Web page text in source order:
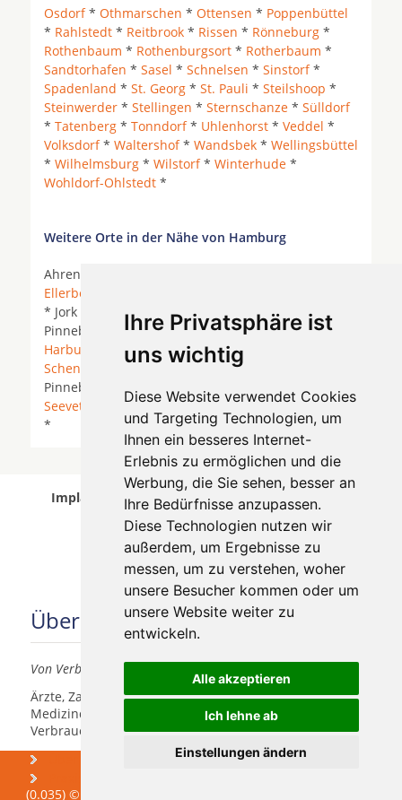
Ihre Privatsphäre ist
uns wichtig
Diese Website verwendet Cookies
und Targeting Technologien, um
Ihnen ein besseres Internet-
Erlebnis zu ermöglichen und die
Werbung, die Sie sehen, besser an
Ihre Bedürfnisse anzupassen.
Diese Technologien nutzen wir
außerdem, um Ergebnisse zu
messen, um zu verstehen, woher
unsere Besucher kommen oder um
unsere Website weiter zu
entwickeln.
Alle akzeptieren
Ich lehne ab
Einstellungen ändern
Osdorf* Othmarschen * Ottensen * Poppenbüttel
* Rahlstedt * Reitbrook * Rissen * Rönneburg *
Rothenbaum * Rothenburgsort * Rotherbaum *
Sandtorhafen * Sasel * Schnelsen * Sinstorf*
Spadenland * St. Georg * St. Pauli * Steilshoop *
Steinwerder * Stellingen * Sternschanze * Sülldorf
* Tatenberg * Tonndorf* Uhlenhorst * Veddel *
Volksdorf* Waltershof* Wandsbek * Wellingsbüttel
* Wilhelmsburg * Wilstorf* Winterhude *
Wohldorf-Ohlstedt *
Weitere Orte in der Nähe von Hamburg
Ahrensburg * Appen *
Ellerbek
* Jork *
Lübeck* Norderstedt * Oststeinbek *
Pinneberg *
Rellingen* Rosengarten (Kreis
Harburg)
* Rosengarten (Landkreis Harburg) *
Schenefeld (Bezirk Hamburg) * Schenefeld (Kreis
Pinneberg) * Schenefeld (Kreis Steinburg) *
Seevetal
Stapelfeld* Tangstedt (Kreis Pinneberg)
*
Implantologen in Hamburg wurde am 08 August
2026 aktualisiert.
Über uns
Von Verbrauchern für Verbraucher
Ärzte, Zahnärzte, Akustiker und andere
Medizindienstleister haben hier die Möglichkeit, sich
Verbrauchern vorzustellen.
Was kosten
(0.035) © 2004 - 2026 DEV AG - Alle Rechte vorbehalten